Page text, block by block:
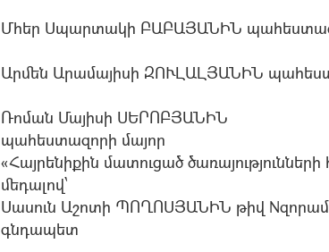
Մհեր Սպարտակի ԲԱԲԱՅԱՆԻՆ
Արմեն Արամայիսի ԶՈՒԼԱԼՅԱՆԻՆ
Ռոման Մայիսի ՍԵՐՈԲՅԱՆԻՆ
պահեստազորի մայոր
«Հայրենիքին մատուցած
մեդալով՝
Սասուն Աշոտի ՊՈՂՈՍՅԱՆԻՆ թիվ
գնդապետ